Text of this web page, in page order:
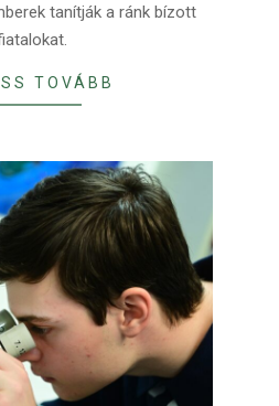
tanítják a ránk bízott
TOVÁBB